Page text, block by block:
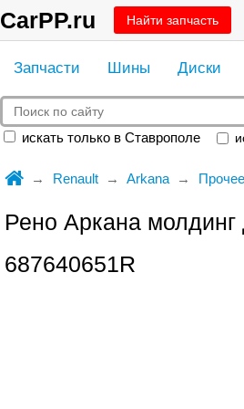
CarPP.ru Найти запчасть
Запчасти Шины Диски
искать только в Ставрополе
Renault Arkana Прочее
Рено Аркана молдинг
687640651R